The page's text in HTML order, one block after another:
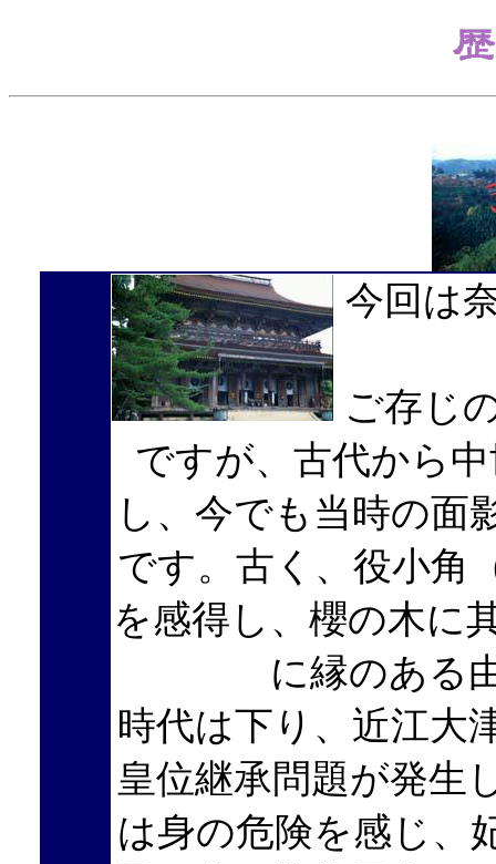
今回は
ご存じ
ですが、古代から
し、今でも当時の面
です。古く、役小角
を感得し、櫻の木に
に縁のある
時代は下り、近江大
皇位継承問題が発生
は身の危険を感じ、